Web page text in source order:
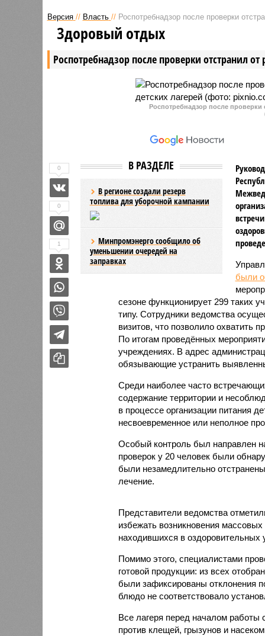
муниципального округа
добились, чтобы в населенном
пункте наладили освещение и
расчистили от снега
от
Версия // Власть // Роспотребнадзор после проверки
Роспотребнадзор после проверки отстранил
Здоровый отдых
Роспотребнадзор после проверки
В РАЗДЕЛЕ
В регионе создали резерв
топлива для уборочной кампании
Минпромэнерго сообщило об
уменьшении очередей на
заправках
были
сезоне функционирует 299 таких
типу. Сотрудники ведомства
визитов, что позволило охватить
По итогам проведённых
учреждениях. В адрес
обязывающие устранить
Среди наиболее часто
содержание территории и
в процессе организации питания
несвоевременное или неполное
Особый контроль был направлен
проверок у 20 человек были
были незамедлительно
лечение.
Представители ведомства
избежать возникновения
находившихся в оздоровительных
Помимо этого, специалистами
готовой продукции: из всех
были зафиксированы отклонения
блюдо не соответствовало
Все лагеря перед началом работы
против клещей, грызунов и
0
0
1